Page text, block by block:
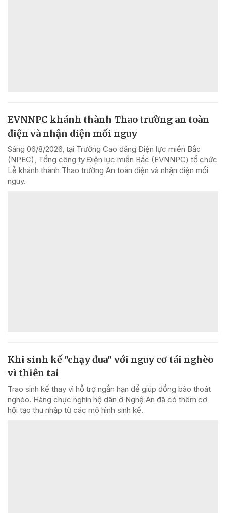
EVNNPC khánh thành Thao trường an toàn
điện và nhận diện mối nguy
Sáng 06/8/2026, tại Trường Cao đẳng Điện lực miền Bắc
(NPEC), Tổng công ty Điện lực miền Bắc (EVNNPC) tổ chức
Lễ khánh thành Thao trường An toàn điện và nhận diện mối
nguy.
Khi sinh kế "chạy đua" với nguy cơ tái nghèo
vì thiên tai
Trao sinh kế thay vì hỗ trợ ngắn hạn để giúp đồng bào thoát
nghèo. Hàng chục nghìn hộ dân ở Nghệ An đã có thêm cơ
hội tạo thu nhập từ các mô hình sinh kế.